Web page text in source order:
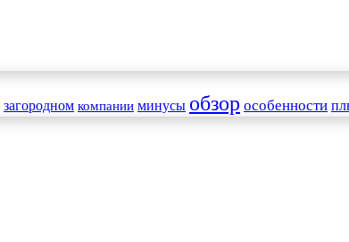
загородном компании минусы обзор особенности